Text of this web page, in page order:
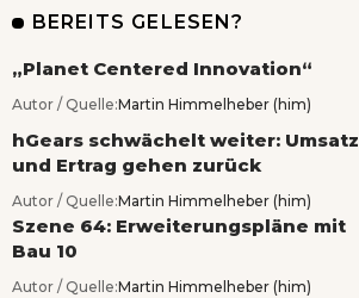
BEREITS GELESEN?
„Planet Centered Innovation“
Autor / Quelle:Martin Himmelheber (him)
hGears schwächelt weiter: Umsatz
und Ertrag gehen zurück
Autor / Quelle:Martin Himmelheber (him)
Szene 64: Erweiterungspläne mit
Bau 10
Autor / Quelle:Martin Himmelheber (him)